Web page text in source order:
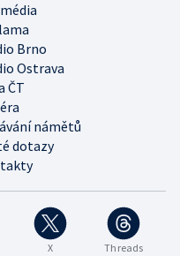
Brno
Ostrava
ČT
námětů
dotazy
X Threads